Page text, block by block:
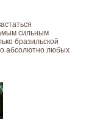
сильным
бразильской
абсолютно любых